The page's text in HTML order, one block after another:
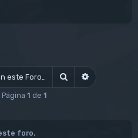
Buscar Búsqueda
1 de 1
foro.